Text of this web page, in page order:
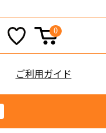
0
ご利用ガイド